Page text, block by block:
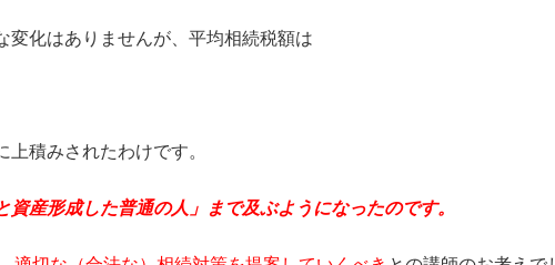
化はありませんが、平均相続税額は
積みされたわけです。
産形成した普通の人」まで及ぶようになったのです。